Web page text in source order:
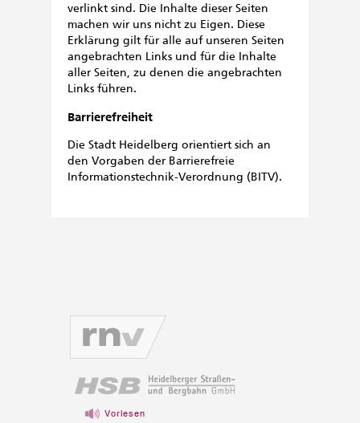
verlinkt sind. Die Inhalte dieser Seiten
machen wir uns nicht zu Eigen. Diese
Erklärung gilt für alle auf unseren Seiten
angebrachten Links und für die Inhalte
aller Seiten, zu denen die angebrachten
Links führen.
Barrierefreiheit
Die Stadt Heidelberg orientiert sich an
den Vorgaben der Barrierefreie
Informationstechnik-Verordnung (BITV).
Vorlesen